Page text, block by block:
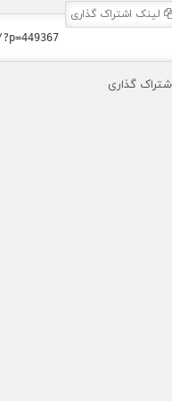
لینک اشتراک گذاری
گذاری